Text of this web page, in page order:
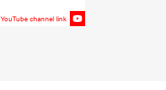
YouTube channel link